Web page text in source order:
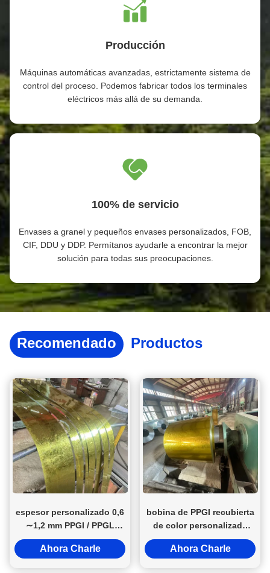
Producción
Máquinas automáticas avanzadas, estrictamente sistema de
control del proceso. Podemos fabricar todos los terminales
eléctricos más allá de su demanda.
100% de servicio
Envases a granel y pequeños envases personalizados, FOB,
CIF, DDU y DDP. Permítanos ayudarle a encontrar la mejor
solución para todas sus preocupaciones.
Recomendado Productos
espesor personalizado 0,6
∼1,2 mm PPGI / PPGL
prepintado de color
revestido de acero
Ahora Charle
bobina de PPGI recubierta
de color personalizado
0.5mm*1220mm para
revestimiento de paredes
Ahora Charle